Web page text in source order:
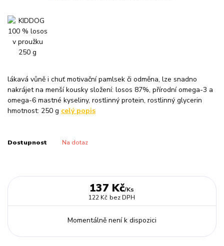
lákavá vůně i chuť motivační pamlsek či odměna, lze snadno
nakrájet na menší kousky složení: losos 87%, přírodní omega-3 a
omega-6 mastné kyseliny, rostlinný protein, rostlinný glycerin
hmotnost: 250 g celý popis
Dostupnost Na dotaz
137 Kč/Ks
122 Kč bez DPH
Momentálně není k dispozici